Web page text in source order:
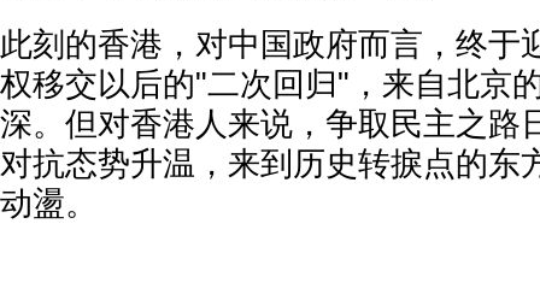
此刻的香港，对中国政府而言，终于
权移交以后的"二次回归"，来自北京
深。但对香港人来说，争取民主之路
对抗态势升温，来到历史转捩点的东
动盪。